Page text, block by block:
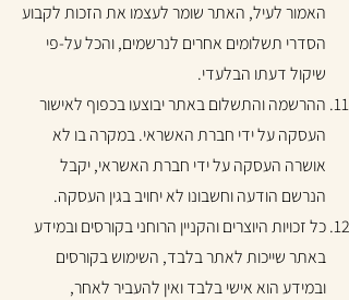
האמור לעיל, האתר שומר לעצמו את הזכות לקבוע
הסדרי תשלומים אחרים לנרשמים, והכל על-פי
שיקול דעתו הבלעדי.
ההרשמה והתשלום באתר יבוצעו בכפוף לאישור
העסקה על ידי חברת האשראי. במקרה בו לא
אושרה העסקה על ידי חברת האשראי, יקבל
הנרשם הודעה וחשבונו לא יחויב בגין העסקה.
כל זכויות היוצרים והקניין הרוחני בקורסים ובמידע
באתר שייכות לאתר בלבד, השימוש בקורסים
ובמידע הוא אישי בלבד ואין להעביר לאחר,